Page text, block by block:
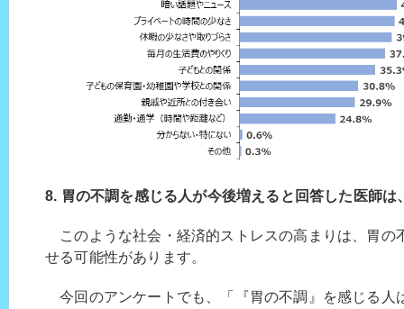
8. 胃の不調を感じる人が今後増えると回答した医師は
このような社会・経済的ストレスの高まりは、胃の
せる可能性があります。
今回のアンケートでも、「『胃の不調』を感じる人